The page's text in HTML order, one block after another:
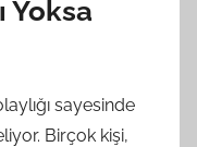
Yoksa
sayesinde
Birçok kişi,